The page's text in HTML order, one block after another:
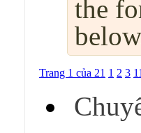
the
Trang 1 của 21 1 2 3 11